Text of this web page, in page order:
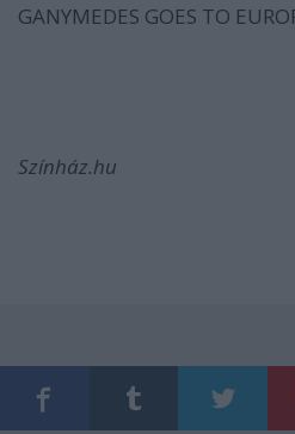
GANYMEDES GOES TO
Színház.hu